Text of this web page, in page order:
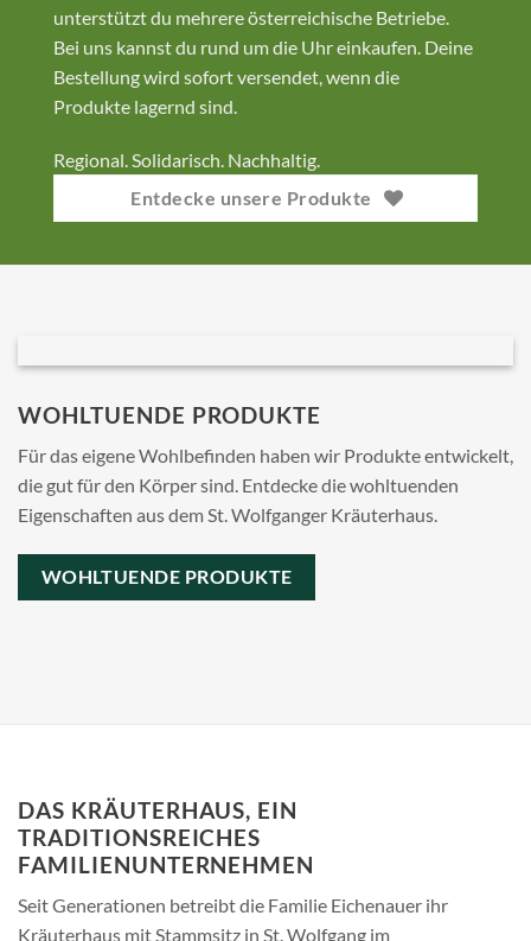
unterstützt du mehrere österreichische Betriebe.
Bei uns kannst du rund um die Uhr einkaufen. Deine
Bestellung wird sofort versendet, wenn die
Produkte lagernd sind.
Regional. Solidarisch. Nachhaltig.
Entdecke unsere Produkte
WOHLTUENDE PRODUKTE
Für das eigene Wohlbefinden haben wir Produkte entwickelt,
die gut für den Körper sind. Entdecke die wohltuenden
Eigenschaften aus dem St. Wolfganger Kräuterhaus.
WOHLTUENDE PRODUKTE
DAS KRÄUTERHAUS, EIN
TRADITIONSREICHES
FAMILIENUNTERNEHMEN
Seit Generationen betreibt die Familie Eichenauer ihr
Kräuterhaus mit Stammsitz in St. Wolfgang im